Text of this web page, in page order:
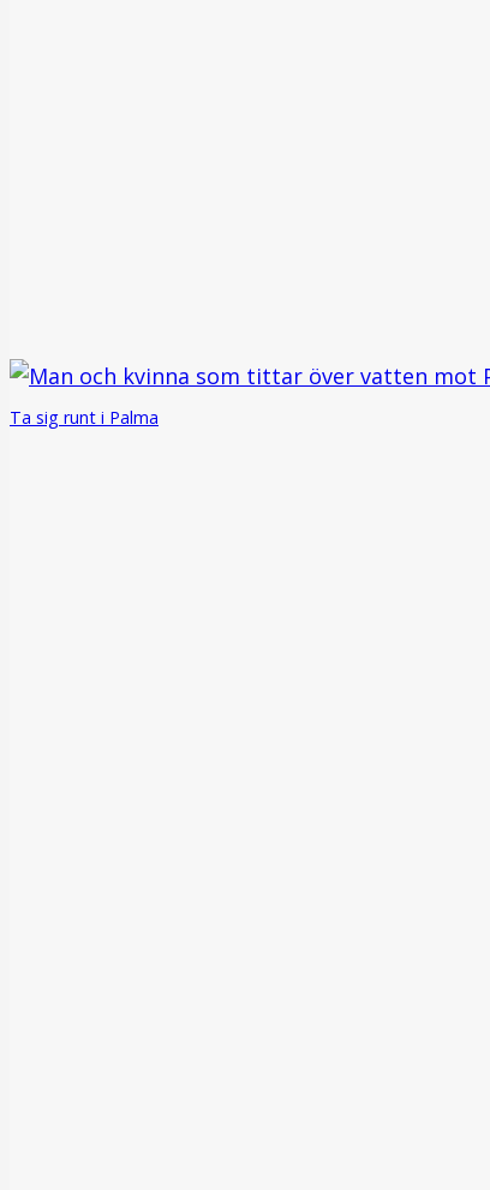
Ta sig runt i Palma